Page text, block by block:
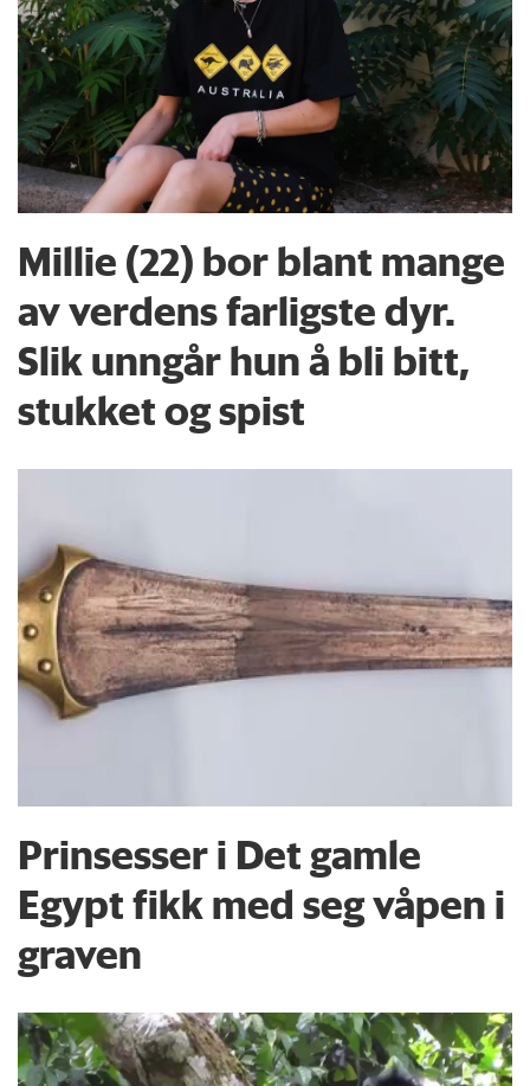
Millie (22) bor blant mange
av verdens farligste dyr.
Slik unngår hun å bli bitt,
stukket og spist
Prinsesser i Det gamle
Egypt fikk med seg våpen i
graven